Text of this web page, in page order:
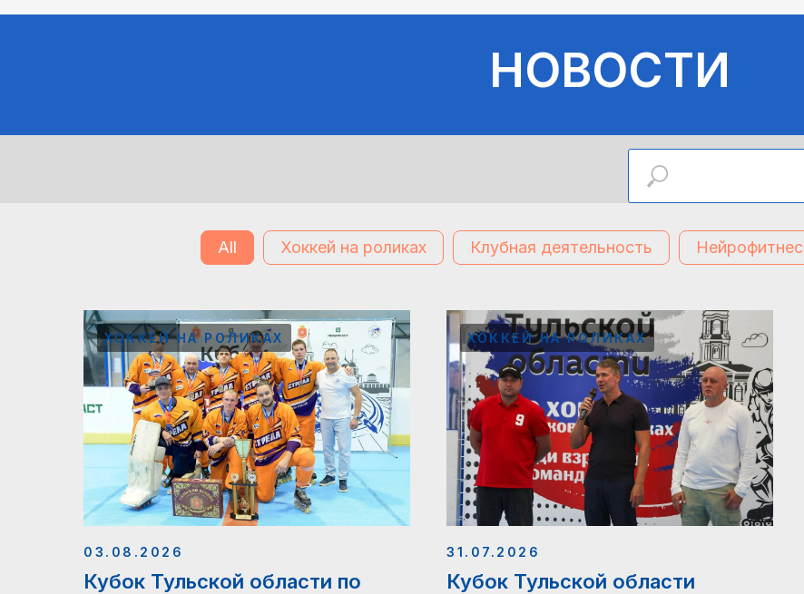
НОВОСТИ
All Хоккей на роликах Клубная деятельность Нейрофитнес
ХОККЕЙ НА РОЛИКАХ
03.08.2026
Кубок Тульской области по
ХОККЕЙ НА РОЛИКАХ
31.07.2026
Кубок Тульской области